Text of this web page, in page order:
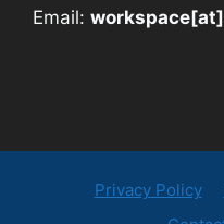
Email:
Privacy Policy